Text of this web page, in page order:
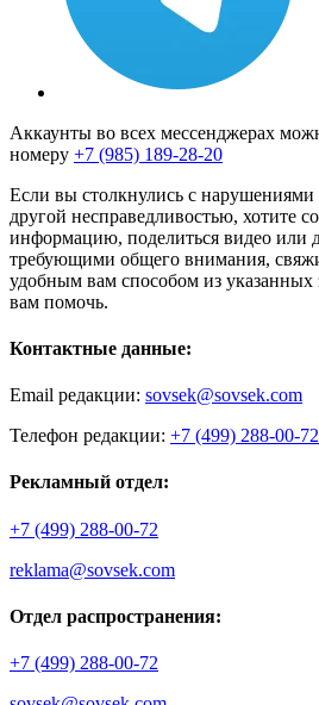
Аккаунты во всех мессенджерах
номеру +7 (985) 189-28-20
Если вы столкнулись с нарушениями
другой несправедливостью, хотите
информацию, поделиться видео или
требующими общего внимания,
удобным вам способом из указанных
вам помочь.
Контактные данные:
Email редакции: sovsek@sovsek.com
Телефон редакции: +7 (499) 288-00-72
Рекламный отдел:
+7 (499) 288-00-72
reklama@sovsek.com
Отдел распространения:
+7 (499) 288-00-72